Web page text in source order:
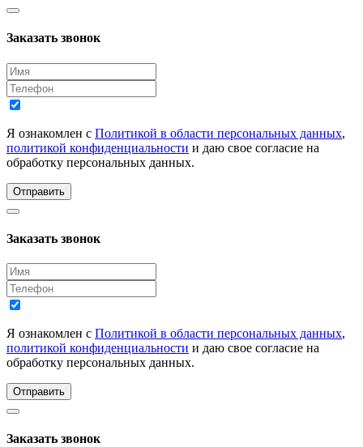
Заказать звонок
Я ознакомлен с Политикой в области персональных данных,
политикой конфиденциальности и даю свое согласие на
обработку персональных данных.
Отправить
Заказать звонок
Я ознакомлен с Политикой в области персональных данных,
политикой конфиденциальности и даю свое согласие на
обработку персональных данных.
Отправить
Заказать звонок